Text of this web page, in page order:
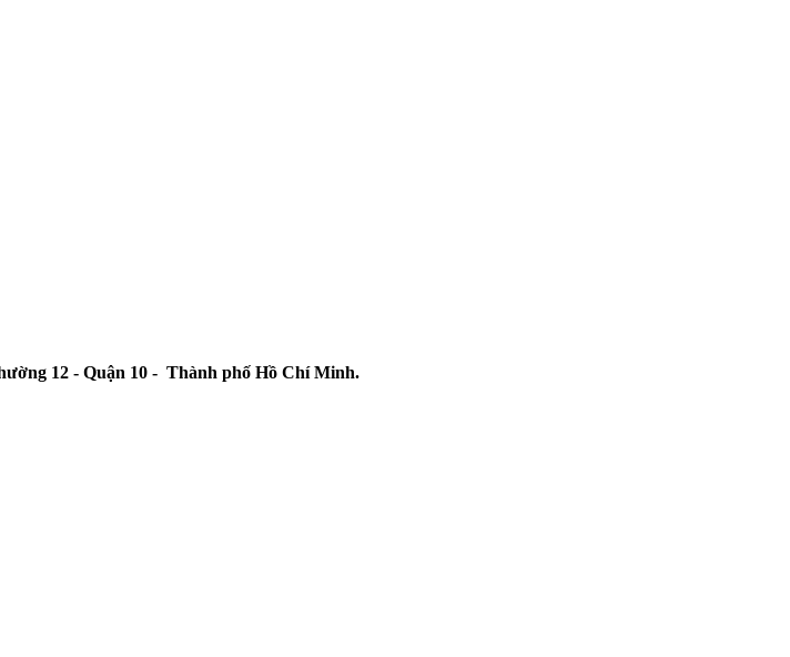
12 - Quận 10 - Thành phố Hồ Chí Minh.